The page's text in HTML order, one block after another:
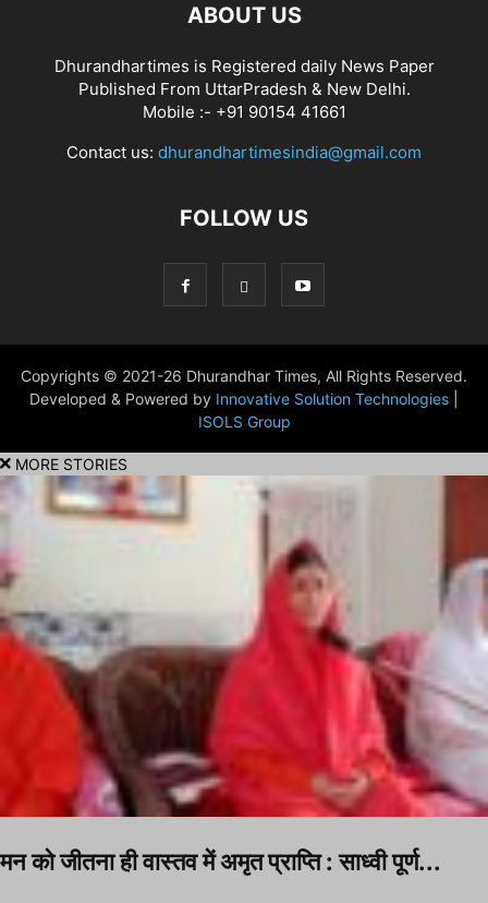
ABOUT US
Dhurandhartimes is Registered daily News Paper
Published From UttarPradesh & New Delhi.
Mobile :- +91 90154 41661
Contact us: dhurandhartimesindia@gmail.com
FOLLOW US
Copyrights © 2021-26 Dhurandhar Times, All Rights Reserved.
Developed & Powered by Innovative Solution Technologies
ISOLS Group
MORE STORIES
मन को जीतना ही वास्तव में अमृत प्राप्ति : साध्वी पूर्ण...